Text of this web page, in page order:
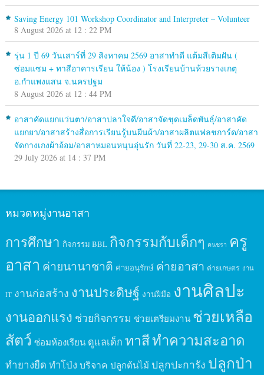
Saving Energy 101 Workshop Coordinator and Interpreter – Volunteer
8 August 2026 at 12 : 22 PM
รุ่น 1 ปี 69 วันเสาร์ที่ 29 สิงหาคม 2569 อาสาทำดี แต้มสีเติมฝัน (
ซ่อมแซม + ทาสีอาคารเรียน ให้น้อง ) โรงเรียนบ้านห้วยรางเกตุ
อ.กำแพงแสน จ.นครปฐม
8 August 2026 at 12 : 44 PM
อาสาคัดแยกแว่นตา/อาสาปลาใจดี/อาสาจัดชุดเมล็ดพันธุ์/อาสาคัด
แยกยา/อาสาสร้างสื่อการเรียนรู้บนผืนผ้า/อาสาผลิตแฟลชการ์ด/อาสา
จัดกางเกงผ้าอ้อม/อาสาหมอนหนุนอุ่นรัก วันที่ 22-23, 29-30 ส.ค. 2569
29 July 2026 at 14 : 37 PM
หมวดหมู่งานอาสา
การศึกษา กิจกรรม BBL กิจกรรมกับเด็กๆ คนชรา ครู
อาสา ค่ายนานาชาติ ค่ายอนุรักษ์ ค่ายอาสา ค่ายเกษตร งาน
IT งานก่อสร้าง งานประดิษฐ์ งานฝีมือ งานศิลปะ
งานออกแรง ช่วยกิจกรรม ช่วยเตรียมงาน ช่วยเหลือ
สัตว์ ซ่อมห้องเรียน ดูแลเด็ก ทาสีทำความสะอาด
ทำยางยืด ทำโป่ง บริจาค ปลูกต้นไม้ ปลูกปะการัง ปลูกป่า